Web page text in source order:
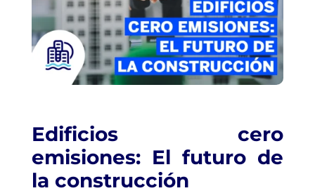
Edificios cero
emisiones: El futuro de
la construcción